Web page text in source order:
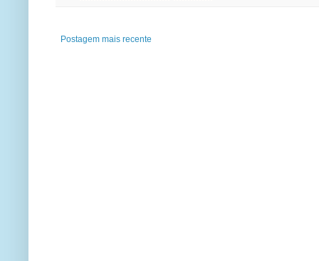
Postagem mais recente